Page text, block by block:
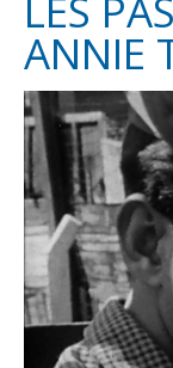
LES
ANNIE